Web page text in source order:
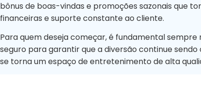
Persönliche Wundvisite
bônus de boas-vindas e promoções sazonais que
financeiras e suporte constante ao cliente.
Para quem deseja começar, é fundamental
seguro para garantir que a diversão continue
se torna um espaço de entretenimento de alta
Druckgeschwür
(Dekubitus)
Diabetischer Fuß
Chirurgische